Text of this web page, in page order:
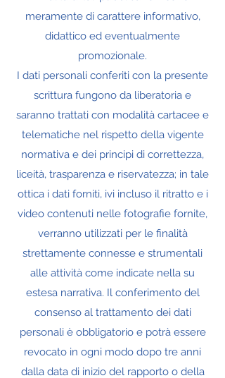
meramente di carattere informativo,
didattico ed eventualmente
promozionale.
I dati personali conferiti con la presente
scrittura fungono da liberatoria e
saranno trattati con modalità cartacee e
telematiche nel rispetto della vigente
normativa e dei principi di correttezza,
liceità, trasparenza e riservatezza; in tale
ottica i dati forniti, ivi incluso il ritratto e i
video contenuti nelle fotografie fornite,
verranno utilizzati per le finalità
strettamente connesse e strumentali
alle attività come indicate nella su
estesa narrativa. Il conferimento del
consenso al trattamento dei dati
personali è obbligatorio e potrà essere
revocato in ogni modo dopo tre anni
dalla data di inizio del rapporto o della